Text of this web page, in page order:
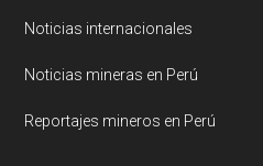
Noticias internacionales
Noticias mineras en Perú
Reportajes mineros en Perú